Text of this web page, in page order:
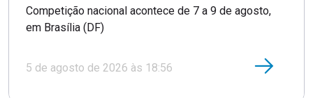
Competição nacional acontece de 7 a 9 de agosto,
em Brasília (DF)
5 de agosto de 2026 às 18:56